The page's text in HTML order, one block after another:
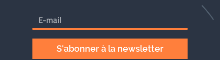
S'abonner à la newsletter